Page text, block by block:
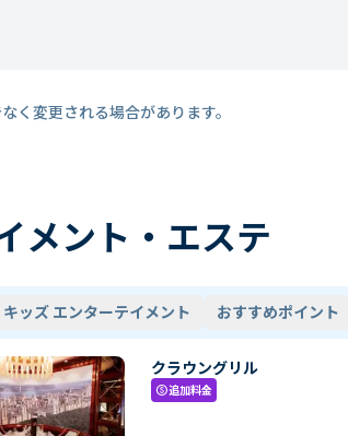
く変更される場合があります。
メント・エステ
キッズ エンターテイメント おすすめポイント
クラウングリル
paid追加料金